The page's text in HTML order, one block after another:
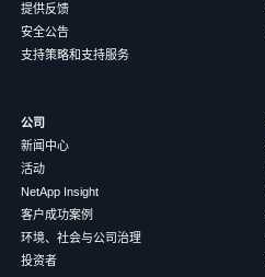
提供反馈
安全公告
支持策略和支持服务
公司
新闻中心
活动
NetApp Insight
客户成功案例
环境、社会与公司治理
投资者